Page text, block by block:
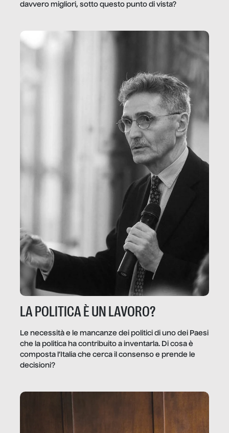
davvero migliori, sotto questo punto di vista?
LA POLITICA È UN LAVORO?
Le necessità e le mancanze dei politici di uno dei Paesi
che la politica ha contribuito a inventarla. Di cosa è
composta l’Italia che cerca il consenso e prende le
decisioni?